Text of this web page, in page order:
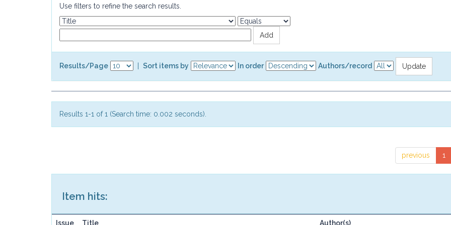
Use filters to refine the search results.
Results/Page Sort items by In order Authors/record
Results 1-1 of 1 (Search time: 0.002 seconds).
previous 1
Item hits:
Issue Title Author(s)